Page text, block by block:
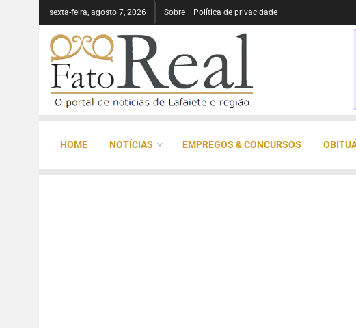
sexta-feira, agosto 7, 2026 Sobre Política de privacidade
HOME NOTÍCIAS EMPREGOS & CONCURSOS